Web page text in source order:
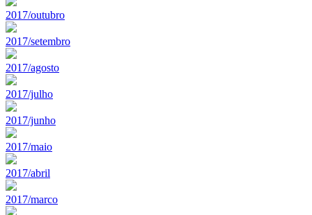
2017/outubro
2017/setembro
2017/agosto
2017/julho
2017/junho
2017/maio
2017/abril
2017/marco